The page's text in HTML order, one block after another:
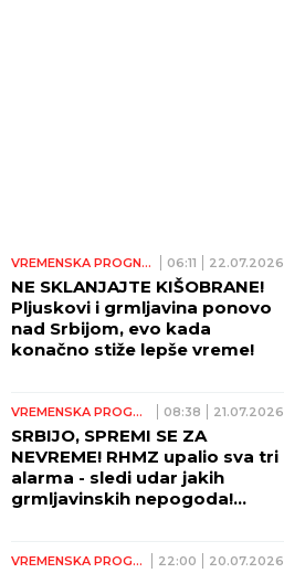
VREMENSKA PROGNOZA 06:11 22.07.2026
NE SKLANJAJTE KIŠOBRANE!
Pljuskovi i grmljavina ponovo
nad Srbijom, evo kada
konačno stiže lepše vreme!
VREMENSKA PROGNOZA 08:38 21.07.2026
SRBIJO, SPREMI SE ZA
NEVREME! RHMZ upalio sva tri
alarma - sledi udar jakih
grmljavinskih nepogoda!
VREMENSKA PROGNOZA 22:00 20.07.2026